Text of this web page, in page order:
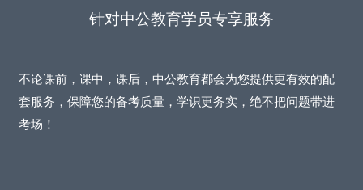
针对中公教育学员专享服务
不论课前，课中，课后，中公教育都会为您提供更有效的配
套服务，保障您的备考质量，学识更务实，绝不把问题带进
考场！